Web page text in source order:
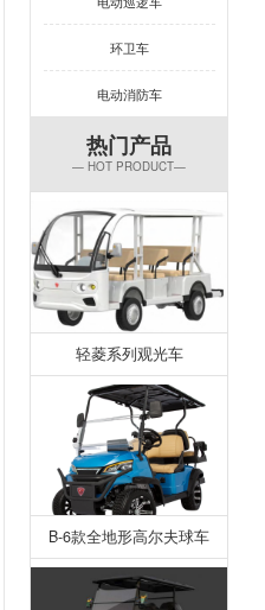
环卫车
电动消防车
热门产品
— HOT PRODUCT—
轻菱系列观光车
B-6款全地形高尔夫球车